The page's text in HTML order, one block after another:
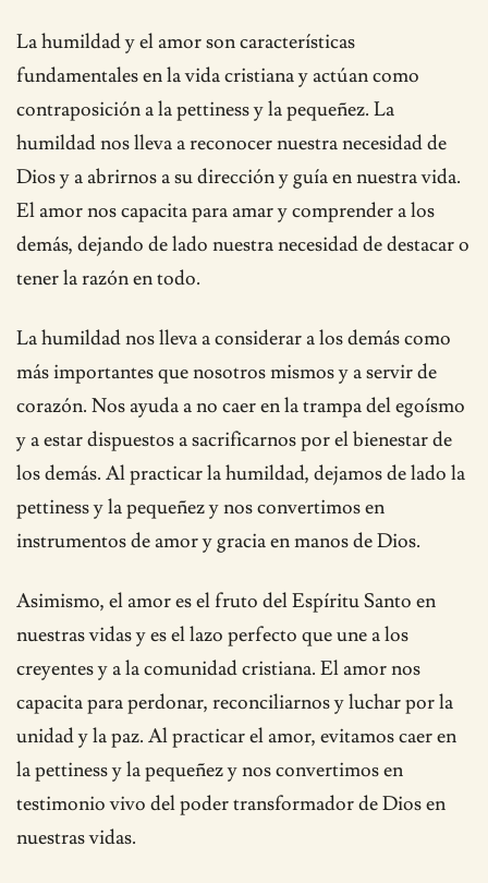
La humildad y el amor son características
fundamentales en la vida cristiana y actúan como
contraposición a la pettiness y la pequeñez. La
humildad nos lleva a reconocer nuestra necesidad de
Dios y a abrirnos a su dirección y guía en nuestra vida.
El amor nos capacita para amar y comprender a los
demás, dejando de lado nuestra necesidad de destacar o
tener la razón en todo.
La humildad nos lleva a considerar a los demás como
más importantes que nosotros mismos y a servir de
corazón. Nos ayuda a no caer en la trampa del egoísmo
y a estar dispuestos a sacrificarnos por el bienestar de
los demás. Al practicar la humildad, dejamos de lado la
pettiness y la pequeñez y nos convertimos en
instrumentos de amor y gracia en manos de Dios.
Asimismo, el amor es el fruto del Espíritu Santo en
nuestras vidas y es el lazo perfecto que une a los
creyentes y a la comunidad cristiana. El amor nos
capacita para perdonar, reconciliarnos y luchar por la
unidad y la paz. Al practicar el amor, evitamos caer en
la pettiness y la pequeñez y nos convertimos en
testimonio vivo del poder transformador de Dios en
nuestras vidas.